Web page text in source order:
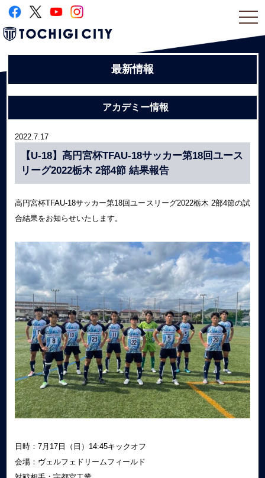
最新情報
アカデミー情報
2022.7.17
【U-18】高円宮杯TFAU-18サッカー第18回ユース
リーグ2022栃木 2部4節 結果報告
高円宮杯TFAU-18サッカー第18回ユースリーグ2022栃木 2部4節の試
合結果をお知らせいたします。
日時：7月17日（日）14:45キックオフ
会場：ヴェルフェドリームフィールド